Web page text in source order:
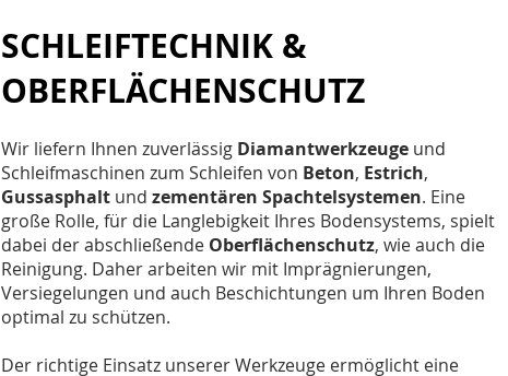
SCHLEIFTECHNIK &
OBERFLÄCHENSCHUTZ
Wir liefern Ihnen zuverlässig Diamantwerkzeuge und
Schleifmaschinen zum Schleifen von Beton, Estrich,
Gussasphalt und zementären Spachtelsystemen. Eine
große Rolle, für die Langlebigkeit Ihres Bodensystems, spielt
dabei der abschließende Oberflächenschutz, wie auch die
Reinigung. Daher arbeiten wir mit Imprägnierungen,
Versiegelungen und auch Beschichtungen um Ihren Boden
optimal zu schützen.
Der richtige Einsatz unserer Werkzeuge ermöglicht eine